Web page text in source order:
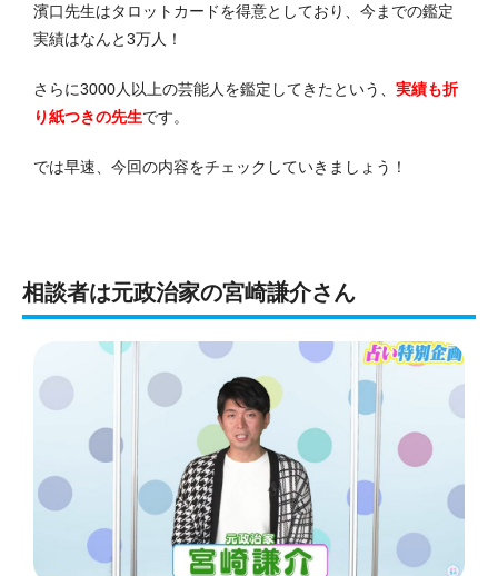
濱口先生はタロットカードを得意としており、今までの鑑定
実績はなんと3万人！
さらに3000人以上の芸能人を鑑定してきたという、 実績も折
り紙つきの先生です。
では早速、今回の内容をチェックしていきましょう！
相談者は元政治家の宮崎謙介さん